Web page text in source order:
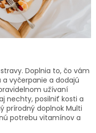
Doplnia to, čo vám
vyčerpanie a dodajú
užívaní
nechty, posilniť kosti a
prírodný doplnok Multi
potrebu vitamínov a